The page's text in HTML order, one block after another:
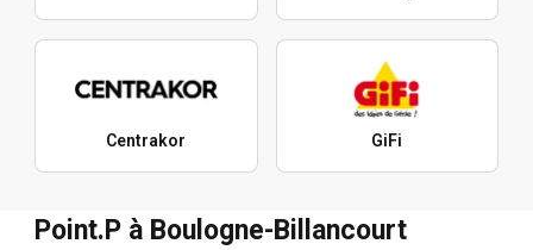
Centrakor GiFi
Point.P à Boulogne-Billancourt